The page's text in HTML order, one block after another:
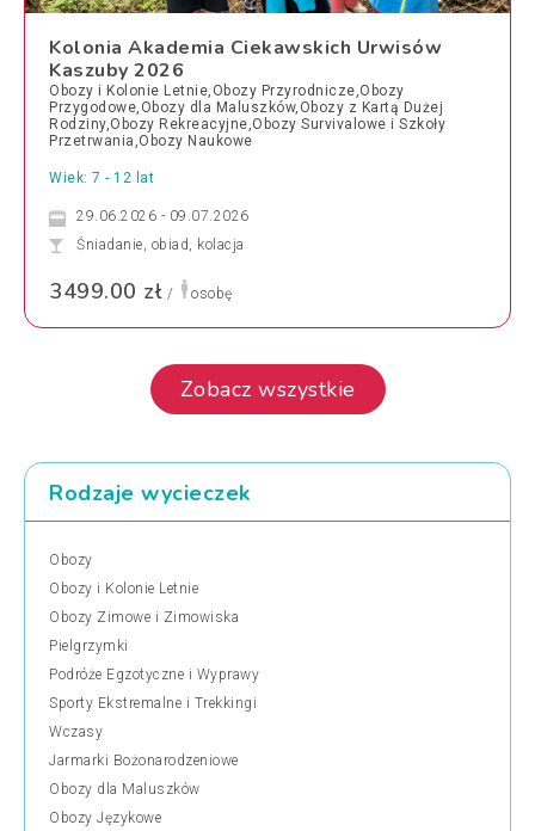
Kolonia Akademia Ciekawskich Urwisów
Kaszuby 2026
Obozy i Kolonie Letnie,Obozy Przyrodnicze,Obozy
Przygodowe,Obozy dla Maluszków,Obozy z Kartą Dużej
Rodziny,Obozy Rekreacyjne,Obozy Survivalowe i Szkoły
Przetrwania,Obozy Naukowe
Wiek: 7 - 12 lat
29.06.2026 - 09.07.2026
Śniadanie, obiad, kolacja
3499.00 zł / osobę
Zobacz wszystkie
Rodzaje wycieczek
Obozy
Obozy i Kolonie Letnie
Obozy Zimowe i Zimowiska
Pielgrzymki
Podróże Egzotyczne i Wyprawy
Sporty Ekstremalne i Trekkingi
Wczasy
Jarmarki Bożonarodzeniowe
Obozy dla Maluszków
Obozy Językowe